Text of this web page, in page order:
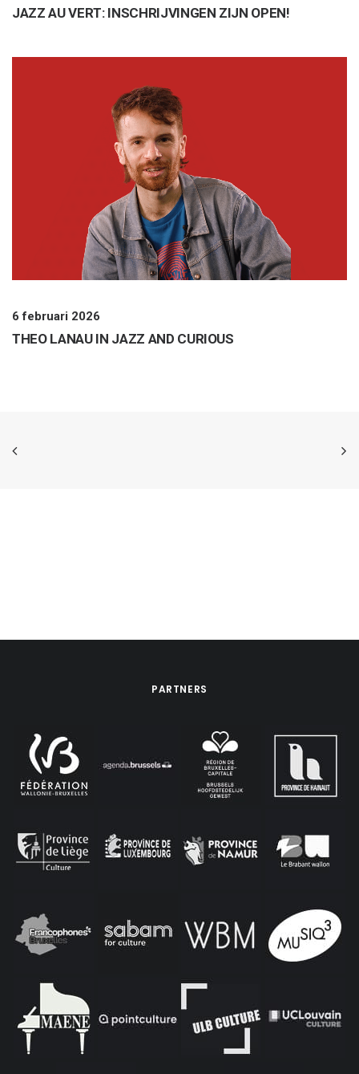
JAZZ AU VERT: INSCHRIJVINGEN ZIJN OPEN!
6 februari 2026
THEO LANAU IN JAZZ AND CURIOUS
PARTNERS